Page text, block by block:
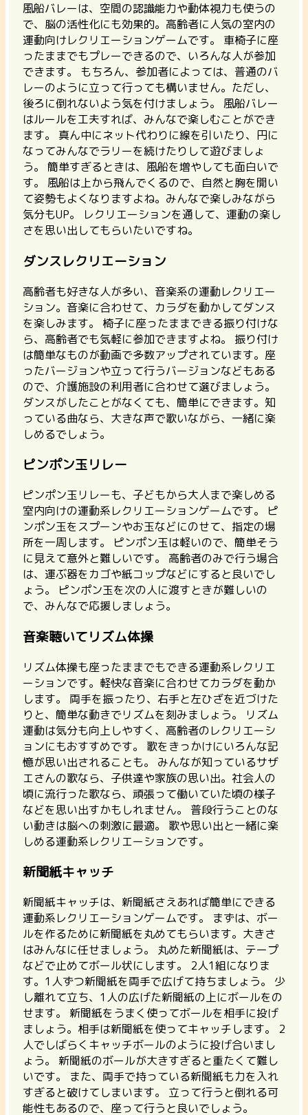
風船バレーは、 空間の認識能力や動体視力も使うの
で、脳の活性化にも効果的。 高齢者に人気の室内の
運動向けレクリエーションゲームです。 車椅子に座
ったままでもプレーできるので、いろんな人が参加
できます。 もちろん、参加者によっては、普通のバ
レーのように立って行っても構いません。ただし、
後ろに倒れないよう気を付けましょう。 風船バレー
はルールを工夫すれば、みんなで楽しむことができ
ます。 真ん中にネット代わりに線を引いたり、円に
なってみんなでラリーを続けたりして遊びましょ
う。 簡単すぎるときは、風船を増やしても面白いで
す。 風船は上から飛んでくるので、自然と胸を開い
て姿勢もよくなりますよね。みんなで楽しみながら
気分もUP。 レクリエーションを通して、運動の楽し
さを思い出してもらいたいですね。
ダンスレクリエーション
高齢者も好きな人が多い、音楽系の運動レクリエー
ション。音楽に合わせて、カラダを動かしてダンス
を楽しみます。 椅子に座ったままできる振り付けな
ら、高齢者でも気軽に参加できますよね。 振り付け
は簡単なものが動画で多数アップされています。 座
ったバージョンや立って行うバージョンなどもある
ので、介護施設の利用者に合わせて選びましょう。
ダンスがしたことがなくても、簡単にできます。知
っている曲なら、大きな声で歌いながら、一緒に楽
しめるでしょう。
ピンポン玉リレー
ピンポン玉リレーも、子どもから大人まで楽しめる
室内向けの運動系レクリエーションゲームです。 ピ
ンポン玉をスプーンやお玉などにのせて、指定の場
所を一周します。 ピンポン玉は軽いので、簡単そう
に見えて意外と難しいです。 高齢者のみで行う場合
は、運ぶ器をカゴや紙コップなどにすると良いでし
ょう。
ピンポン玉を次の人に渡すときが難しいの
で、みんなで応援しましょう。
音楽聴いてリズム体操
リズム体操も座ったままでもできる運動系レクリエ
ーションです。軽快な音楽に合わせてカラダを動か
します。 両手を振ったり、右手と左ひざを近づけた
りと、簡単な動きでリズムを刻みましょう。
リズム
運動は気分も向上しやすく、高齢者のレクリエーシ
ョンにもおすすめです。
歌をきっかけにいろんな記
憶が思い出されることも。 みんなが知っているサザ
エさんの歌なら、子供達や家族の思い出。社会人の
頃に流行った歌なら、頑張って働いていた頃の様子
などを思い出すかもしれません。 普段行うことのな
い動きは脳への刺激に最適。 歌や思い出と一緒に楽
しめる運動系レクリエーションです。
新聞紙キャッチ
新聞紙キャッチは、 新聞紙さえあれば簡単にできる
運動系レクリエーションゲームです。
まずは、ボー
ルを作るために新聞紙を丸めてもらいます。大きさ
はみんなに任せましょう。 丸めた新聞紙は、テープ
などで止めてボール状にします。 2人1組になりま
す。1人ずつ新聞紙を両手で広げて持ちましょう。 少
し離れて立ち、1人の広げた新聞紙の上にボールをの
せます。 新聞紙をうまく使ってボールを相手に投げ
ましょう。相手は新聞紙を使ってキャッチします。 2
人でしばらくキャッチボールのように投げ合いまし
ょう。 新聞紙のボールが大きすぎると重たくて難し
いです。 また、両手で持っている新聞紙も力を入れ
すぎると破けてしまいます。 立って行うと倒れる可
能性もあるので、座って行うと良いでしょう。